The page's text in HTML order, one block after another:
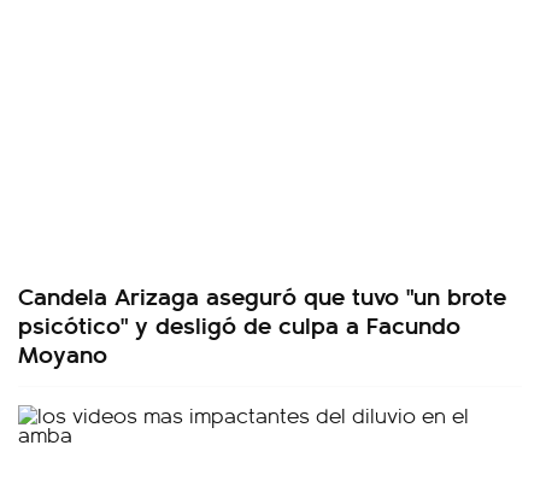
Candela Arizaga aseguró que tuvo "un brote
psicótico" y desligó de culpa a Facundo
Moyano